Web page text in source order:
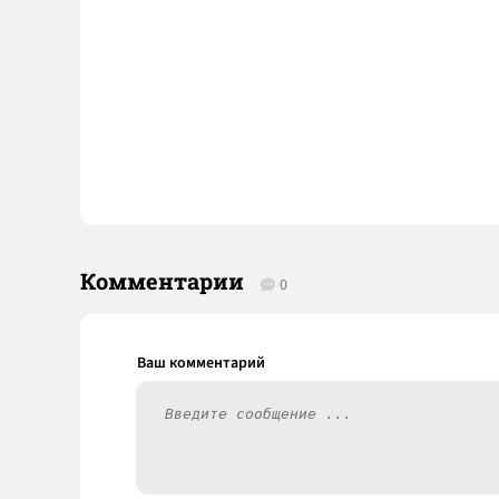
Комментарии 0